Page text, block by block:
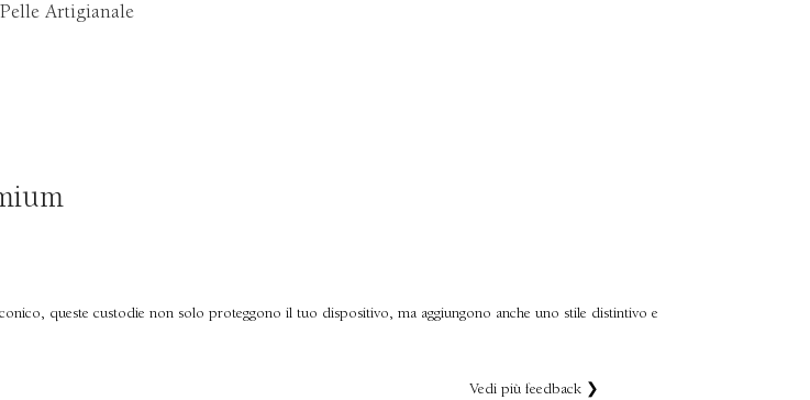
Artigianale
queste custodie non solo proteggono il tuo dispositivo, ma aggiungono anche uno stile distintivo e
Vedi più feedback ❯